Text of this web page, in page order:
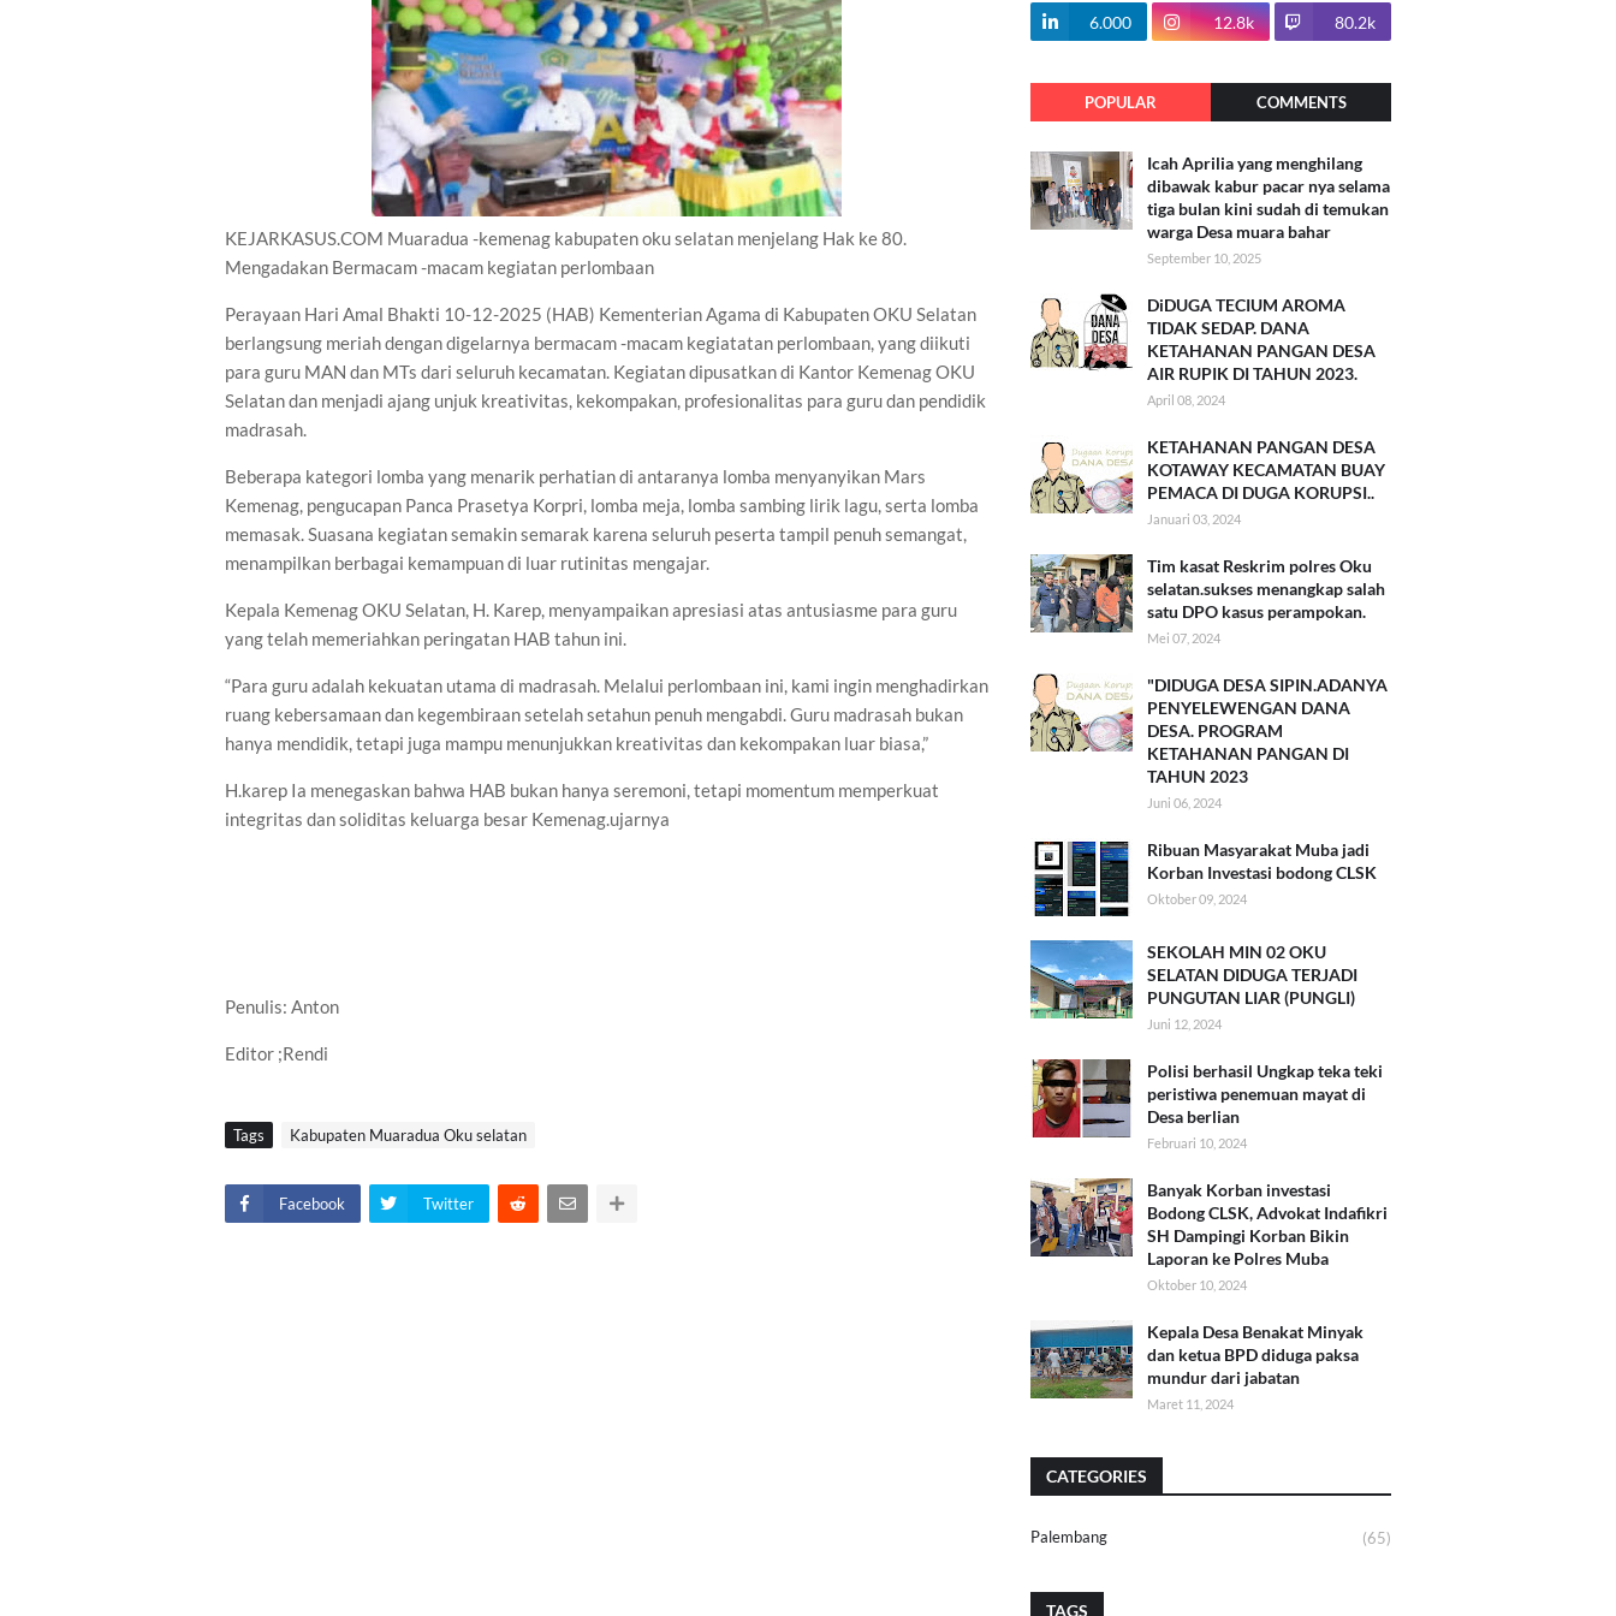
KEJARKASUS.COM Muaradua -kemenag kabupaten oku selatan menjelang Hak ke 80.
Mengadakan Bermacam -macam kegiatan perlombaan
Perayaan Hari Amal Bhakti 10-12-2025 (HAB) Kementerian Agama di Kabupaten OKU Selatan
berlangsung meriah dengan digelarnya bermacam -macam kegiatatan perlombaan, yang diikuti
para guru MAN dan MTs dari seluruh kecamatan. Kegiatan dipusatkan di Kantor Kemenag OKU
Selatan dan menjadi ajang unjuk kreativitas, kekompakan, profesionalitas para guru dan pendidik
madrasah.
Beberapa kategori lomba yang menarik perhatian di antaranya lomba menyanyikan Mars
Kemenag, pengucapan Panca Prasetya Korpri, lomba meja, lomba sambing lirik lagu, serta lomba
memasak. Suasana kegiatan semakin semarak karena seluruh peserta tampil penuh semangat,
menampilkan berbagai kemampuan di luar rutinitas mengajar.
Kepala Kemenag OKU Selatan, H. Karep, menyampaikan apresiasi atas antusiasme para guru
yang telah memeriahkan peringatan HAB tahun ini.
“Para guru adalah kekuatan utama di madrasah. Melalui perlombaan ini, kami ingin menghadirkan
ruang kebersamaan dan kegembiraan setelah setahun penuh mengabdi. Guru madrasah bukan
hanya mendidik, tetapi juga mampu menunjukkan kreativitas dan kekompakan luar biasa,”
H.karep Ia menegaskan bahwa HAB bukan hanya seremoni, tetapi momentum memperkuat
integritas dan soliditas keluarga besar Kemenag.ujarnya
Penulis: Anton
Editor ;Rendi
Tags Kabupaten Muaradua Oku selatan
Facebook Twitter
100.7k
6.000 12.8k 80.2k
POPULAR COMMENTS
Icah Aprilia yang menghilang
dibawak kabur pacar nya selama
tiga bulan kini sudah di temukan
warga Desa muara bahar
September 10, 2025
DiDUGA TECIUM AROMA
TIDAK SEDAP. DANA
KETAHANAN PANGAN DESA
AIR RUPIK DI TAHUN 2023.
April 08, 2024
KETAHANAN PANGAN DESA
KOTAWAY KECAMATAN BUAY
PEMACA DI DUGA KORUPSI..
Januari 03, 2024
Tim kasat Reskrim polres Oku
selatan.sukses menangkap salah
satu DPO kasus perampokan.
Mei 07, 2024
"DIDUGA DESA SIPIN.ADANYA
PENYELEWENGAN DANA
DESA. PROGRAM
KETAHANAN PANGAN DI
TAHUN 2023
Juni 06, 2024
Ribuan Masyarakat Muba jadi
Korban Investasi bodong CLSK
Oktober 09, 2024
SEKOLAH MIN 02 OKU
SELATAN DIDUGA TERJADI
PUNGUTAN LIAR (PUNGLI)
Juni 12, 2024
Polisi berhasil Ungkap teka teki
peristiwa penemuan mayat di
Desa berlian
Februari 10, 2024
Banyak Korban investasi
Bodong CLSK, Advokat Indafikri
SH Dampingi Korban Bikin
Laporan ke Polres Muba
Oktober 10, 2024
Kepala Desa Benakat Minyak
dan ketua BPD diduga paksa
mundur dari jabatan
Maret 11, 2024
CATEGORIES
Palembang (65)
TAGS